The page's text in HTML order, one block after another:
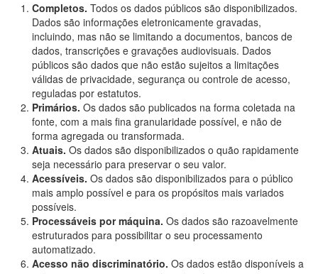
Completos. Todos os dados públicos são disponibilizados.
Dados são informações eletronicamente gravadas,
incluindo, mas não se limitando a documentos, bancos de
dados, transcrições e gravações audiovisuais. Dados
públicos são dados que não estão sujeitos a limitações
válidas de privacidade, segurança ou controle de acesso,
reguladas por estatutos.
Primários. Os dados são publicados na forma coletada na
fonte, com a mais fina granularidade possível, e não de
forma agregada ou transformada.
Atuais. Os dados são disponibilizados o quão rapidamente
seja necessário para preservar o seu valor.
Acessíveis. Os dados são disponibilizados para o público
mais amplo possível e para os propósitos mais variados
possíveis.
Processáveis por máquina. Os dados são razoavelmente
estruturados para possibilitar o seu processamento
automatizado.
Acesso não discriminatório. Os dados estão disponíveis a